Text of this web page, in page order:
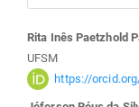
do
Rita Inês Paetzhold
UFSM
https://